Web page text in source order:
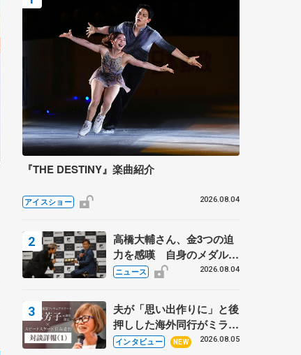
『THE DESTINY』楽曲紹介
アイスショー 2026.08.04
高橋大輔さん、金3つの迫
力を感嘆 自身のメダルは
「どちらに？」 〝リス兄
野村忠宏さんと対談
ニュース 2026.08.04
夫が「思い出作りに」と後
押しした海外同行がミラノ
まで… 繁華街のリンクで
インタビュー NEW 2026.08.05